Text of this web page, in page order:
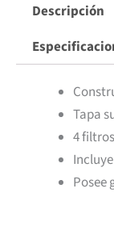
Descripción
Tapa
4
Posee